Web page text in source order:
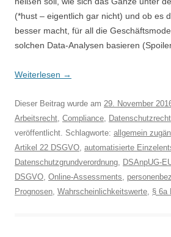
(*hust – eigentlich gar nicht) und ob es
besser macht, für all die
solchen Data-Analysen basieren
Weiterlesen →
Dieser Beitrag wurde am 29. November
Arbeitsrecht, Compliance, Datenschutzrecht
veröffentlicht. Schlagworte: allgemein
Artikel 22 DSGVO, automatisierte
Datenschutzgrundverordnung, DSAnpUG-
DSGVO, Online-Assessments,
Prognosen, Wahrscheinlichkeitswerte, § 6a